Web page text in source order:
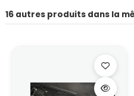
16 autres produits dans la